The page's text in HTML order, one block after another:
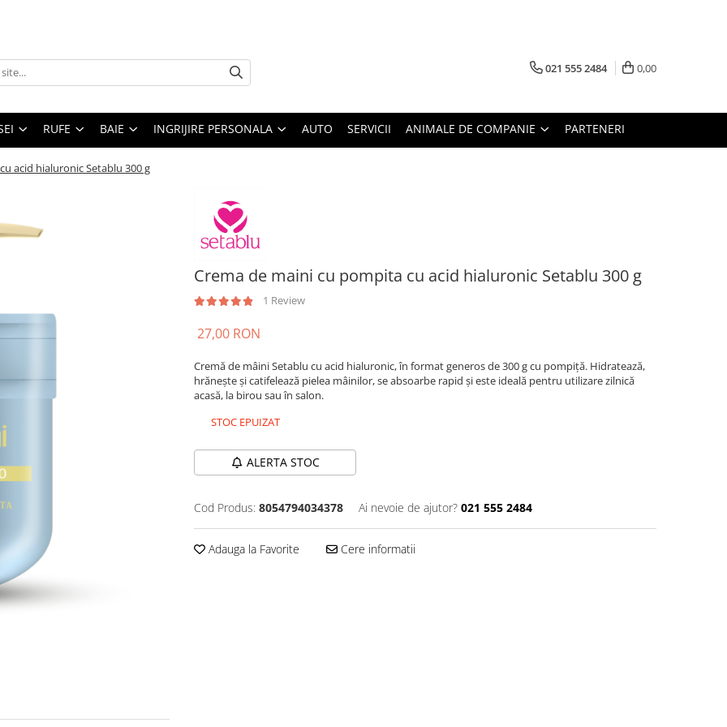
021 555 2484 0,00
RUFE BAIE INGRIJIRE PERSONALA AUTO SERVICII ANIMALE DE COMPANIE PARTENERI
acid hialuronic Setablu 300 g
Crema de maini cu pompita cu acid hialuronic Setablu 300 g
1 Review
27,00 RON
Cremă de mâini Setablu cu acid hialuronic, în format generos de 300 g cu pompiță. Hidratează,
hrănește și catifelează pielea mâinilor, se absoarbe rapid și este ideală pentru utilizare zilnică
acasă, la birou sau în salon.
STOC EPUIZAT
ALERTA STOC
Cod Produs: 8054794034378 Ai nevoie de ajutor? 021 555 2484
Adauga la Favorite Cere informatii